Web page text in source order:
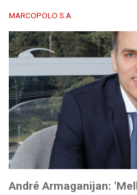
MARCOPOLO S.A.
André Armaganijan: